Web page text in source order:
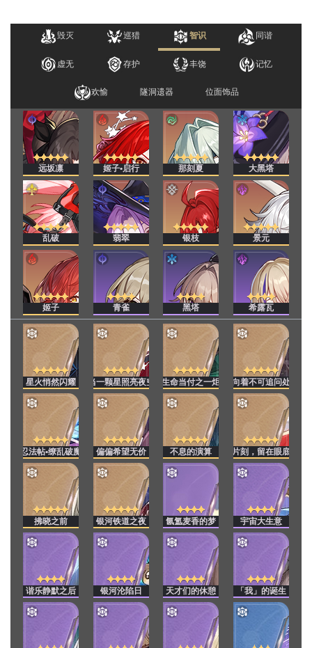
毁灭 巡猎 智识 同谐
虚无 存护 丰饶 记忆
欢愉 隧洞遗器 位面饰品
远坂凛 姬子•启行 那刻夏 大黑塔
乱破 翡翠 银枝 景元
姬子 青雀 黑塔 希露瓦
星火悄然闪耀 当一颗星照亮夜空 生命当付之一炬 向着不可追问处
忍法帖•缭乱破魔 偏偏希望无价 不息的演算 片刻，留在眼底
拂晓之前 银河铁道之夜 氤氲麦香的梦 宇宙大生意
谐乐静默之后 银河沦陷日 天才们的休憩 「我」的诞生